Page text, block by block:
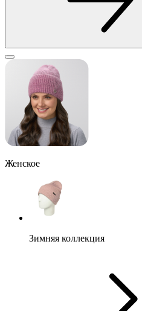
Женское
Зимняя коллекция